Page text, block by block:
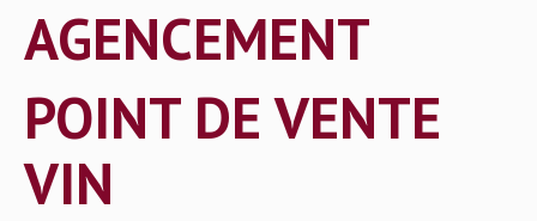
Range-bouteilles
Espaces vin
Gallery
AGENCEMENT
POINT DE VENTE
VIN